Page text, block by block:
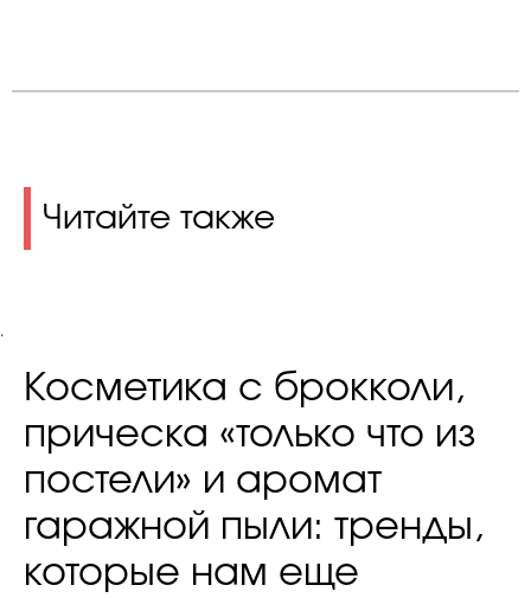
Читайте также
.
Косметика с брокколи,
прическа «только что из
постели» и аромат
гаражной пыли: тренды,
которые нам еще